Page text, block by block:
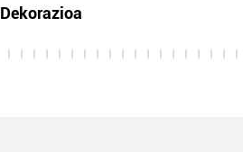
Dekorazioa